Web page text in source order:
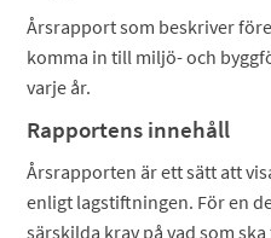
Årsrapport som beskriver
komma in till miljö- och
varje år.
Rapportens innehåll
Årsrapporten är ett sätt att
enligt lagstiftningen. För en
särskilda krav på vad som